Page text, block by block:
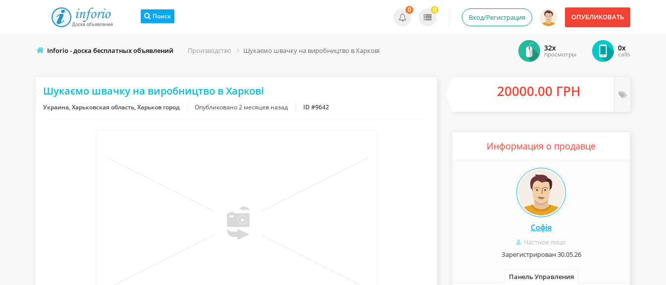
Поиск ОПУБЛИКОВАТЬ
Вход/Регистрация
0 0
Inforio - доска бесплатных объявлений Производство Шукаємо швачку на виробництво в Харкові 0x
calls
32x
просмотры
Шукаємо швачку на виробництво в Харкові
Украина, Харьковская область, Харьков город Опубликовано2 месяцев назад ID #9642
20000.00 ГРН
Информация о продавце
Софія
Частное лицо
Зарегистрирован 30.05.26
Панель Управления